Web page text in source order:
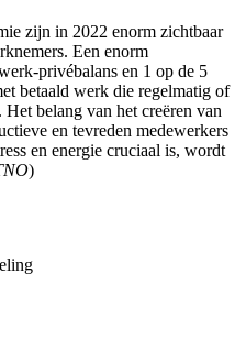
zijn in 2022 enorm zichtbaar
Een enorm
privébalans en 1 op de 5
betaald werk die regelmatig of
belang van het creëren van
en tevreden medewerkers
en energie cruciaal is, wordt
)